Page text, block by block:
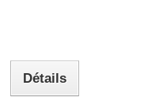
Détails